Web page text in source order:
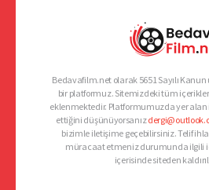
Bedavafilm.net olarak 5651 Sayılı Kanun
bir platformuz. Sitemizdeki tüm
eklenmektedir. Platformumuzda yer alan
ettiğini düşünüyorsanız
bizimle iletişime geçebilirsiniz. Telif
müracaat etmeniz durumunda ilgili
içerisinde siteden